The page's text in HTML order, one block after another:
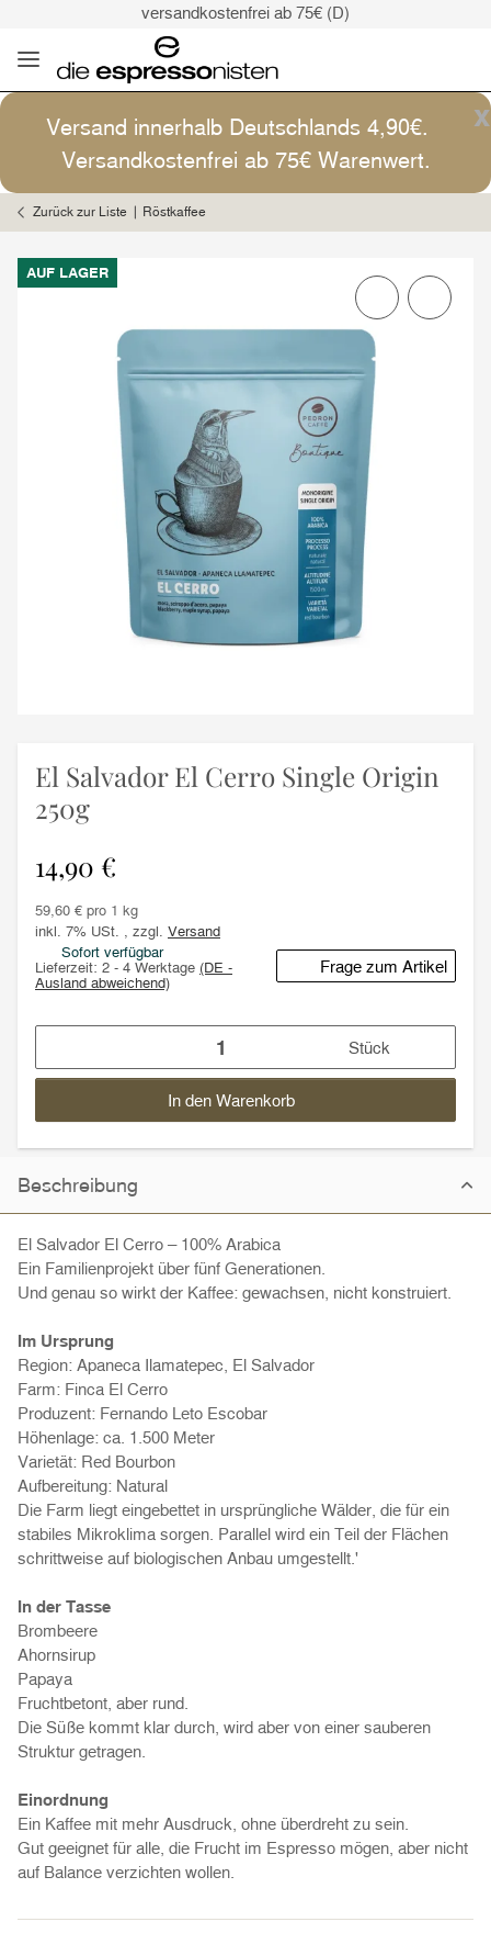
versandkostenfrei ab 75€ (D)
Versand: 4,90€ (D)
versandkostenfrei ab 75€ (D)
Kaffee ist Kunst
x
Versand innerhalb Deutschlands 4,90€.
Versandkostenfrei ab 75€ Warenwert.
Zurück zur Liste Röstkaffee
AUF LAGER
El Salvador El Cerro Single Origin
250g
14,90 €
59,60 € pro 1 kg
inkl. 7% USt. , zzgl. Versand
Sofort verfügbar
Lieferzeit: 2 - 4 Werktage (DE -
Ausland abweichend)
Frage zum Artikel
Stück
In den Warenkorb
Beschreibung
El Salvador El Cerro – 100% Arabica
Ein Familienprojekt über fünf Generationen.
Und genau so wirkt der Kaffee: gewachsen, nicht konstruiert.
Im Ursprung
Region: Apaneca Ilamatepec, El Salvador
Farm: Finca El Cerro
Produzent: Fernando Leto Escobar
Höhenlage: ca. 1.500 Meter
Varietät: Red Bourbon
Aufbereitung: Natural
Die Farm liegt eingebettet in ursprüngliche Wälder, die für ein
stabiles Mikroklima sorgen. Parallel wird ein Teil der Flächen
schrittweise auf biologischen Anbau umgestellt.'
In der Tasse
Brombeere
Ahornsirup
Papaya
Fruchtbetont, aber rund.
Die Süße kommt klar durch, wird aber von einer sauberen
Struktur getragen.
Einordnung
Ein Kaffee mit mehr Ausdruck, ohne überdreht zu sein.
Gut geeignet für alle, die Frucht im Espresso mögen, aber nicht
auf Balance verzichten wollen.